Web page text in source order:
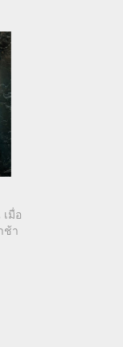
มื่อ
ช้า